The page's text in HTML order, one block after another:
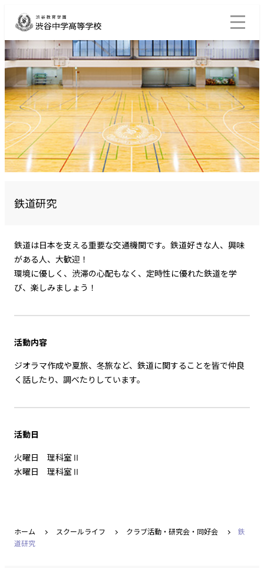
鉄道研究
鉄道は日本を支える重要な交通機関です。鉄道好きな人、興味
がある人、大歓迎！
環境に優しく、渋滞の心配もなく、定時性に優れた鉄道を学
び、楽しみましょう！
活動内容
ジオラマ作成や夏旅、冬旅など、鉄道に関することを皆で仲良
く話したり、調べたりしています。
活動日
火曜日 理科室Ⅱ
水曜日 理科室Ⅱ
ホーム スクールライフ クラブ活動・研究会・同好会
鉄
道研究